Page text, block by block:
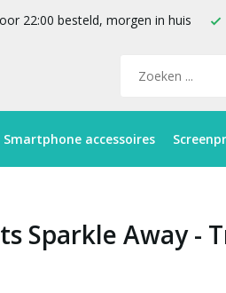
22:00 besteld, morgen in huis
Smartphone accessoires
Sparkle Away -